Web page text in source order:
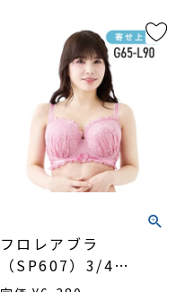
フロレアブラ
（SP607）3/4カ
ップ寄せ上げ